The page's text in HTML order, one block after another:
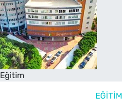
Eğitim
EĞITIM